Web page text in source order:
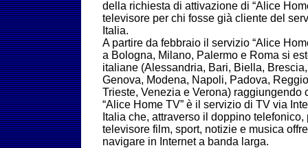
della richiesta di attivazione di “Alice
televisore per chi fosse già cliente del
Italia.
A partire da febbraio il servizio “Alice
a Bologna, Milano, Palermo e Roma si
italiane (Alessandria, Bari, Biella,
Genova, Modena, Napoli, Padova,
Trieste, Venezia e Verona) raggiungendo
“Alice Home TV” è il servizio di TV via
Italia che, attraverso il doppino
televisore film, sport, notizie e musica
navigare in Internet a banda larga.